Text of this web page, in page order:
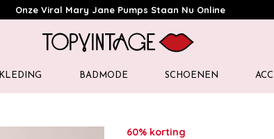
Onze Viral Mary Jane Pumps Staan Nu Online
KLEDING BADMODE SCHOENEN
60% korting